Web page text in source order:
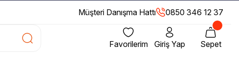
Müşteri Danışma Hattı 0850 346 12 37
Favorilerim Giriş Yap Sepet